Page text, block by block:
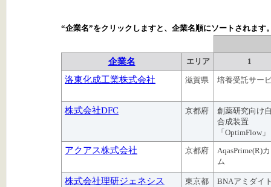
“企業名”をクリックしますと、企業名順にソートされます
企業名 エリア 1
洛東化成工業株式会社 滋賀県 培養受託サー
株式会社DFC 京都府
創薬研究向け
合成装置
「OptimFlow」
アクアス株式会社 京都府
AqasPrime(R)
ム
株式会社理研ジェネシス
東京都
BNAアミダイ